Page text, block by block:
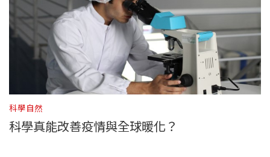
科學自然
科學真能改善疫情與全球暖化？